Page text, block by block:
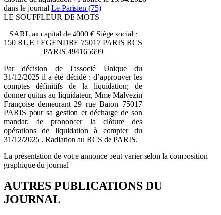
dans le journal Le Parisien (75)
LE SOUFFLEUR DE MOTS
SARL au capital de 4000 € Siège social :
150 RUE LEGENDRE 75017 PARIS RCS
PARIS 494165699
Par décision de l'associé Unique du
31/12/2025 il a été décidé : d’approuver les
comptes définitifs de la liquidation; de
donner quitus au liquidateur, Mme Malvezin
Françoise demeurant 29 rue Baron 75017
PARIS pour sa gestion et décharge de son
mandat; de prononcer la clôture des
opérations de liquidation à compter du
31/12/2025 . Radiation au RCS de PARIS.
La présentation de votre annonce peut varier selon la composition
graphique du journal
AUTRES PUBLICATIONS DU
JOURNAL